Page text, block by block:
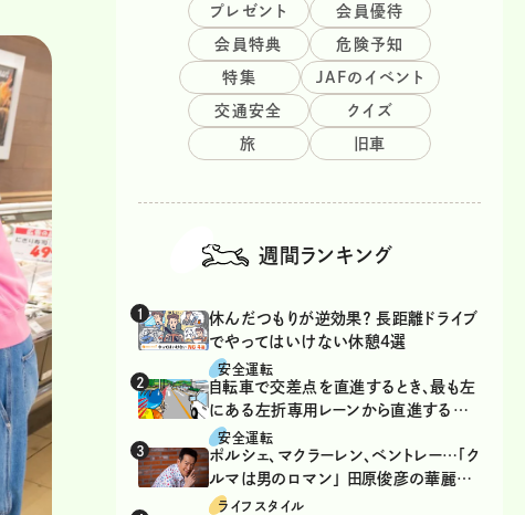
プレゼント 会員優待
会員特典 危険予知
特集 JAFのイベント
交通安全 クイズ
旅 旧車
週間ランキング
休んだつもりが逆効果？ 長距離ドライブ
でやってはいけない休憩4選
安全運転
自転車で交差点を直進するとき、最も左
にある左折専用レーンから直進するの
は、違反？
安全運転
ポルシェ、マクラーレン、ベントレー…「ク
ルマは男のロマン」 田原俊彦の華麗な
る愛車遍歴
ライフスタイル